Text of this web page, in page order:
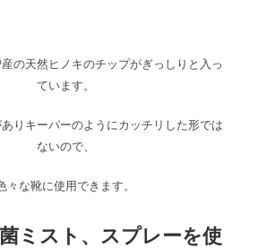
の天然ヒノキのチップがぎっしりと入っ
ています。
りキーパーのようにカッチリした形では
ないので、
々な靴に使用できます。
ミスト、スプレーを使